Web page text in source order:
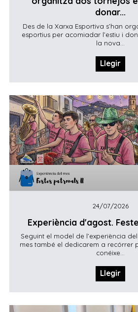
donar...
Des de la Xarxa Esportiva s’han
esportius per acomiadar l’estiu i
la nova...
Llegir
24/07/2026
Experiència d'agost.
Seguint el model de l’experiència
mes també el dedicarem a recórrer
conéixe...
Llegir